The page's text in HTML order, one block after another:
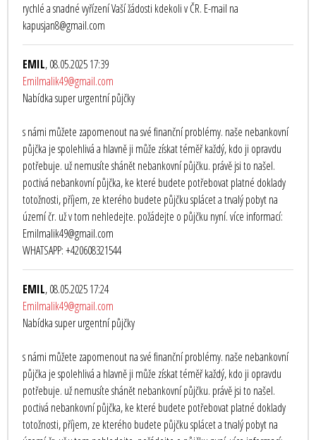
rychlé a snadné vyřízení Vaší žádosti kdekoli v ČR. E-mail na
kapusjan8@gmail.com
EMIL, 08.05.2025 17:39
Emilmalik49@gmail.com
Nabídka super urgentní půjčky
s námi můžete zapomenout na své finanční problémy. naše nebankovní
půjčka je spolehlivá a hlavně ji může získat téměř každý, kdo ji opravdu
potřebuje. už nemusíte shánět nebankovní půjčku. právě jsi to našel.
poctivá nebankovní půjčka, ke které budete potřebovat platné doklady
totožnosti, příjem, ze kterého budete půjčku splácet a trvalý pobyt na
území čr. už v tom nehledejte. požádejte o půjčku nyní. více informací:
Emilmalik49@gmail.com
WHATSAPP: +420608321544
EMIL, 08.05.2025 17:24
Emilmalik49@gmail.com
Nabídka super urgentní půjčky
s námi můžete zapomenout na své finanční problémy. naše nebankovní
půjčka je spolehlivá a hlavně ji může získat téměř každý, kdo ji opravdu
potřebuje. už nemusíte shánět nebankovní půjčku. právě jsi to našel.
poctivá nebankovní půjčka, ke které budete potřebovat platné doklady
totožnosti, příjem, ze kterého budete půjčku splácet a trvalý pobyt na